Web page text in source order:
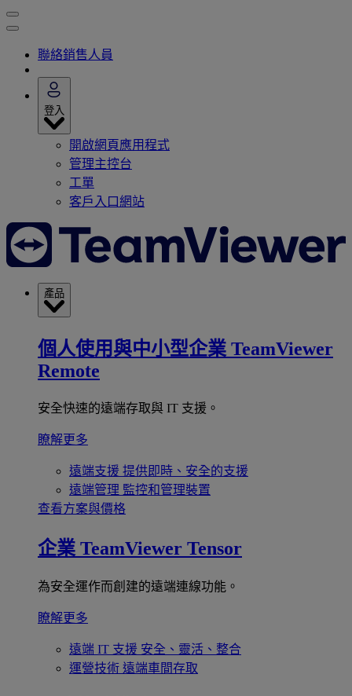
聯絡銷售人員
登入
開啟網頁應用程式
管理主控台
工單
客戶入口網站
產品
個人使用與中小型企業 TeamViewer
Remote
安全快速的遠端存取與 IT 支援。
瞭解更多
遠端支援 提供即時、安全的支援
遠端管理 監控和管理裝置
查看方案與價格
企業 TeamViewer Tensor
為安全運作而創建的遠端連線功能。
瞭解更多
遠端 IT 支援 安全、靈活、整合
運營技術 遠端車間存取